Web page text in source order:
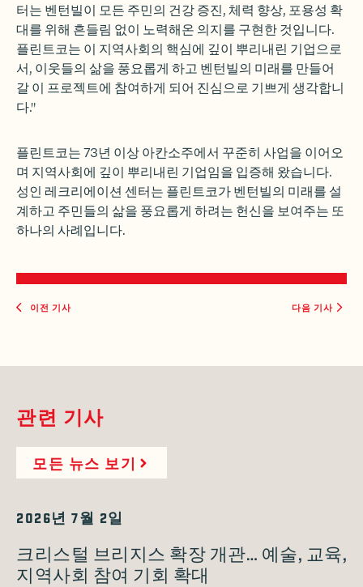
터는 벤턴빌이 모든 주민의 건강 증진, 체력 향상, 포용성 확
대를 위해 흔들림 없이 노력해온 의지를 구현한 것입니다.
플린트코는 이 지역사회의 핵심에 깊이 뿌리내린 기업으로
서, 이웃들의 삶을 풍요롭게 하고 벤턴빌의 미래를 만들어
갈 이 프로젝트에 참여하게 되어 진심으로 기쁘게 생각합니
다."
플린트코는 73년 이상 아칸소주에서 꾸준히 사업을 이어오
며 지역사회에 깊이 뿌리내린 기업임을 입증해 왔습니다.
성인 레크리에이션 센터는 플린트코가 벤턴빌의 미래를 설
계하고 주민들의 삶을 풍요롭게 하려는 헌신을 보여주는 또
하나의 사례입니다.
이전 기사 다음 기사
관련 기사
모든 뉴스 보기
2026년 7월 2일
크리스털 브리지스 확장 개관… 예술, 교육,
지역사회 참여 기회 확대